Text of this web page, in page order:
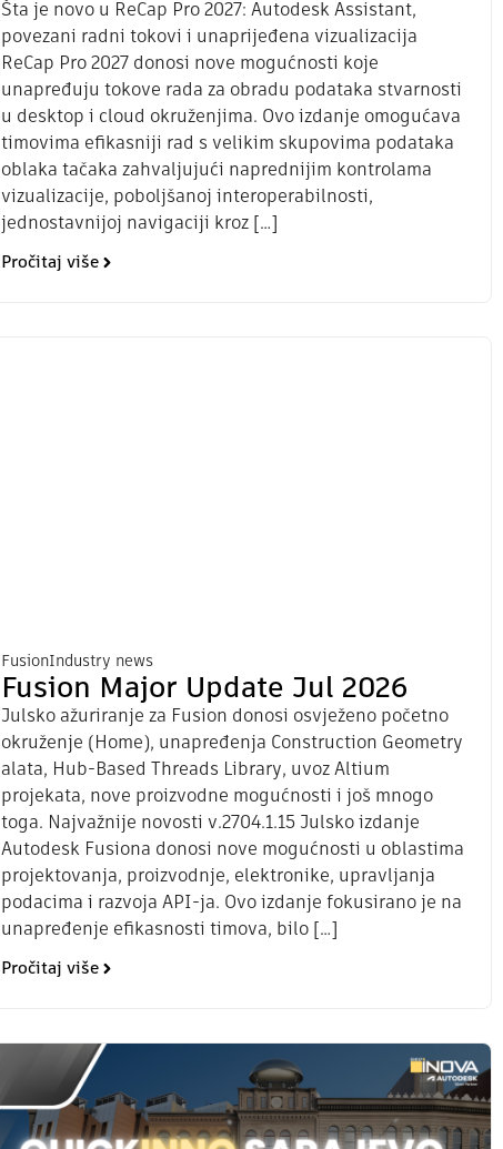
Šta je novo u ReCap Pro 2027: Autodesk Assistant,
povezani radni tokovi i unaprijeđena vizualizacija
ReCap Pro 2027 donosi nove mogućnosti koje
unapređuju tokove rada za obradu podataka stvarnosti
u desktop i cloud okruženjima. Ovo izdanje omogućava
timovima efikasniji rad s velikim skupovima podataka
oblaka tačaka zahvaljujući naprednijim kontrolama
vizualizacije, poboljšanoj interoperabilnosti,
jednostavnijoj navigaciji kroz […]
Pročitaj više
FusionIndustry news
Fusion Major Update Jul 2026
Julsko ažuriranje za Fusion donosi osvježeno početno
okruženje (Home), unapređenja Construction Geometry
alata, Hub-Based Threads Library, uvoz Altium
projekata, nove proizvodne mogućnosti i još mnogo
toga. Najvažnije novosti v.2704.1.15 Julsko izdanje
Autodesk Fusiona donosi nove mogućnosti u oblastima
projektovanja, proizvodnje, elektronike, upravljanja
podacima i razvoja API-ja. Ovo izdanje fokusirano je na
unapređenje efikasnosti timova, bilo […]
Pročitaj više